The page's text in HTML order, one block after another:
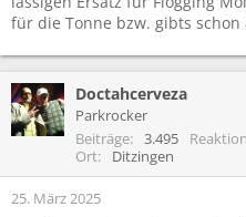
für die Tonne bzw. gibts
Doctahcerveza
Parkrocker
Beiträge
3.495
Ort
Ditzingen
25. März 2025